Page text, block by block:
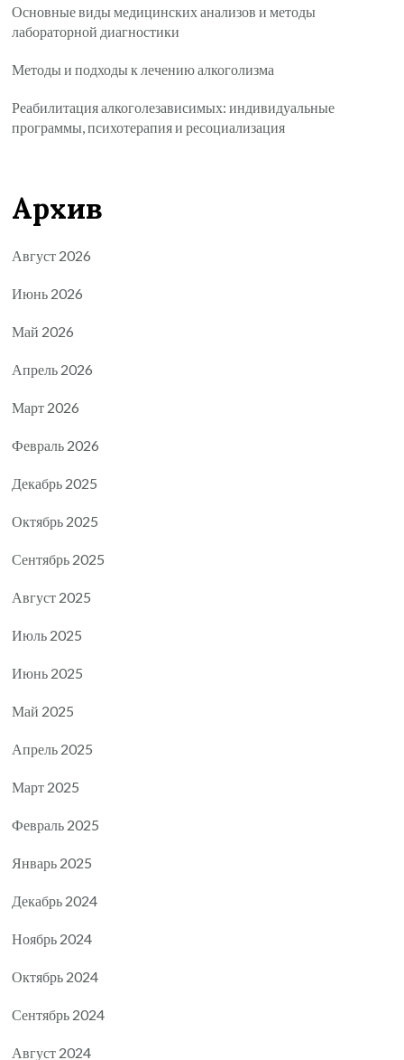
Основные виды медицинских анализов и методы
лабораторной диагностики
Методы и подходы к лечению алкоголизма
Реабилитация алкоголезависимых: индивидуальные
программы, психотерапия и ресоциализация
Архив
Август 2026
Июнь 2026
Май 2026
Апрель 2026
Март 2026
Февраль 2026
Декабрь 2025
Октябрь 2025
Сентябрь 2025
Август 2025
Июль 2025
Июнь 2025
Май 2025
Апрель 2025
Март 2025
Февраль 2025
Январь 2025
Декабрь 2024
Ноябрь 2024
Октябрь 2024
Сентябрь 2024
Август 2024